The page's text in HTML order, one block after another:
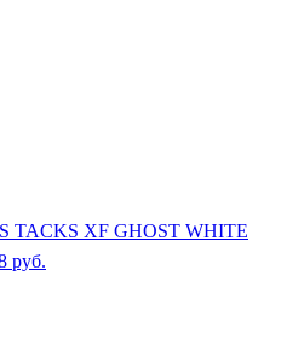
TACKS XF GHOST WHITE
руб.